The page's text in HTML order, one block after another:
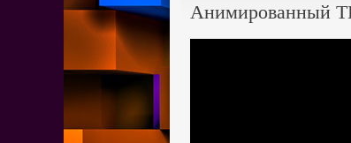
Анимированный